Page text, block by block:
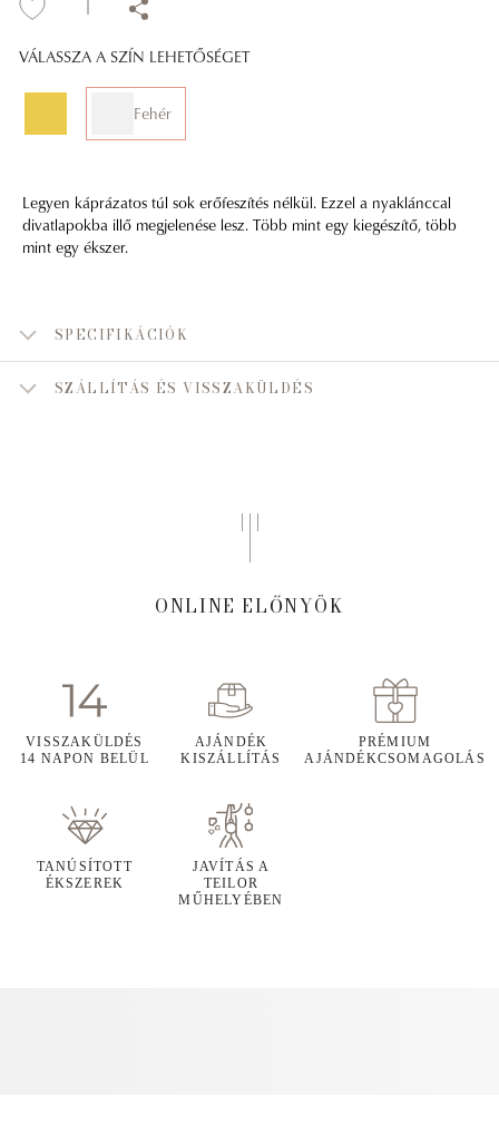
VÁLASSZA A SZÍN LEHETŐSÉGET
Fehér
Legyen káprázatos túl sok erőfeszítés nélkül. Ezzel a nyaklánccal
divatlapokba illő megjelenése lesz. Több mint egy kiegészítő, több
mint egy ékszer.
SPECIFIKÁCIÓK
SZÁLLÍTÁS ÉS VISSZAKÜLDÉS
ONLINE ELŐNYÖK
VISSZAKÜLDÉS
14 NAPON BELÜL
AJÁNDÉK
KISZÁLLÍTÁS
PRÉMIUM
AJÁNDÉKCSOMAGOLÁS
TANÚSÍTOTT
ÉKSZEREK
JAVÍTÁS A
TEILOR
MŰHELYÉBEN